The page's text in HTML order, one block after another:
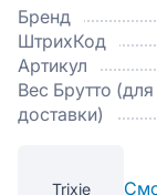
Бренд
ШтрихКод
Артикул
Вес Брутто (для
доставки)
Trixie